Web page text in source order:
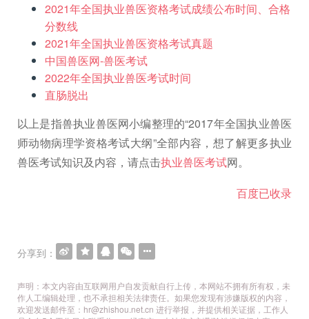
2021年全国执业兽医资格考试成绩公布时间、合格
分数线
2021年全国执业兽医资格考试真题
中国兽医网-兽医考试
2022年全国执业兽医考试时间
直肠脱出
以上是指兽执业兽医网小编整理的“2017年全国执业兽医
师动物病理学资格考试大纲”全部内容，想了解更多执业
兽医考试知识及内容，请点击执业兽医考试网。
百度已收录
分享到：
声明：本文内容由互联网用户自发贡献自行上传，本网站不拥有所有权，未
作人工编辑处理，也不承担相关法律责任。如果您发现有涉嫌版权的内容，
欢迎发送邮件至：hr@zhishou.net.cn 进行举报，并提供相关证据，工作人